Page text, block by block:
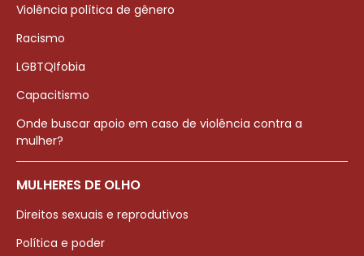
Violência política de gênero
Racismo
LGBTQIfobia
Capacitismo
Onde buscar apoio em caso de violência contra a
mulher?
MULHERES DE OLHO
Direitos sexuais e reprodutivos
Política e poder